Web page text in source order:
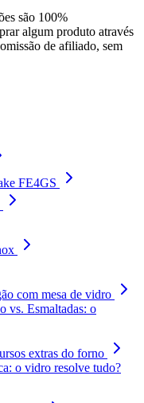
são 100%
algum produto através
de afiliado, sem
FE4GS
com mesa de vidro
vs. Esmaltadas: o
extras do forno
o vidro resolve tudo?